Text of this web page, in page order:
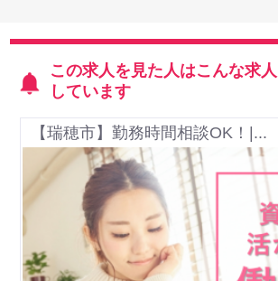
この求人を見た人はこんな求
しています
【瑞穂市】勤務時間相談OK！|...